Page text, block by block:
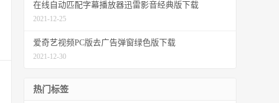
在线自动匹配字幕播放器迅雷影音经典版下载
2021-12-25
爱奇艺视频PC版去广告弹窗绿色版下载
2021-12-30
热门标签